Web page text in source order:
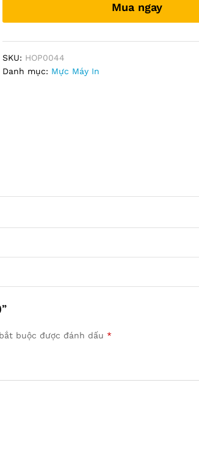
A3)
Mua ngay
SKU: HOP0044
Danh mục: Mực Máy In
buộc được đánh dấu *